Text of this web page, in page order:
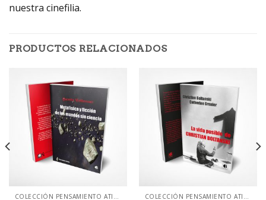
nuestra cinefilia.
PRODUCTOS RELACIONADOS